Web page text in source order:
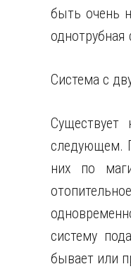
быть очень
однотрубная
Система с
следующем.
них по
систему
бывает или